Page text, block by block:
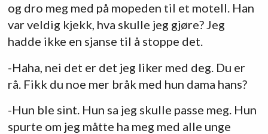
og dro meg med på mopeden til et motell. Han
var veldig kjekk, hva skulle jeg gjøre? Jeg
hadde ikke en sjanse til å stoppe det.
-Haha, nei det er det jeg liker med deg. Du er
rå. Fikk du noe mer bråk med hun dama hans?
-Hun ble sint. Hun sa jeg skulle passe meg. Hun
spurte om jeg måtte ha meg med alle unge